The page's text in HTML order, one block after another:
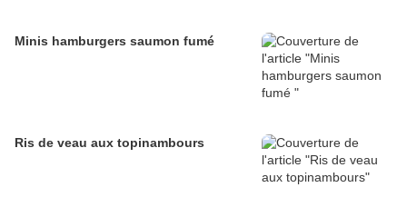
Minis hamburgers saumon fumé
Ris de veau aux topinambours